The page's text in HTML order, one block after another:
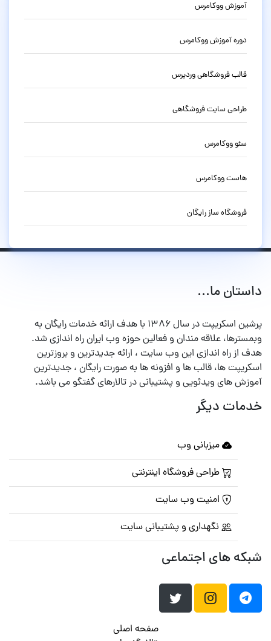
آموزش ووکامرس
دوره آموزش ووکامرس
قالب فروشگاهی وردپرس
طراحی سایت فروشگاهی
سئو ووکامرس
هاست ووکامرس
فروشگاه ساز رایگان
داستان ما...
پرشین اسکریپت در سال ۱۳۸۶ با هدف ارائه خدمات رایگان به
وبمسترها، علاقه مندان و فعالین حوزه وب ایران راه اندازی شد.
هدف از راه اندازی این وب سایت ، ارائه جدیدترین و بروزترین
اسکریپت ها، قالب ها و افزونه ها به صورت رایگان ، جدیدترین
آموزش های ویدئویی و پشتیبانی در تالارهای گفتگو می باشد.
خدمات دیگر
میزبانی وب
طراحی فروشگاه اینترنتی
امنیت وب سایت
نگهداری و پشتیبانی سایت
شبکه های اجتماعی
صفحه اصلی